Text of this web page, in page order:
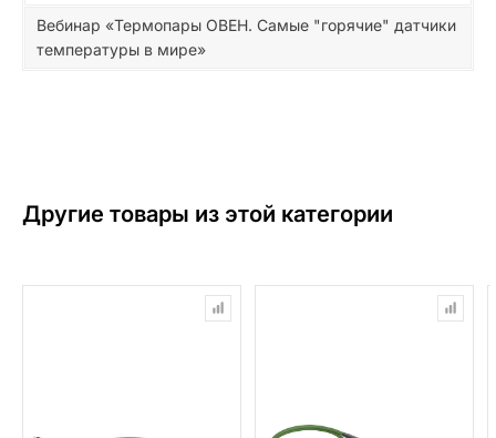
Вебинар «Термопары ОВЕН. Самые "горячие" датчики
температуры в мире»
Другие товары из этой категории